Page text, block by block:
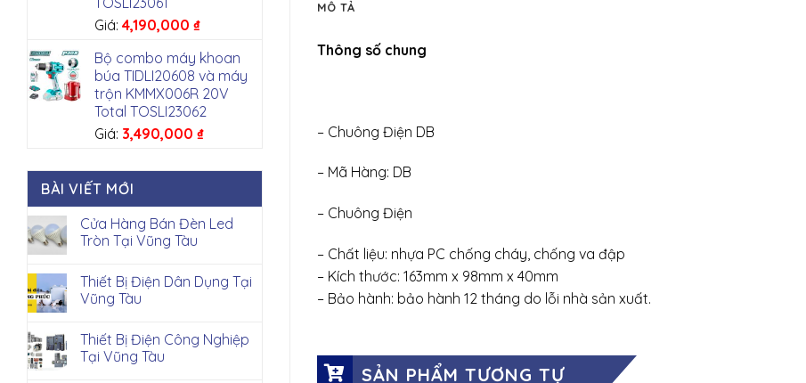
Giá: 4,190,000 ₫
Bộ combo máy khoan
búa TIDLI20608 và máy
trộn KMMX006R 20V
Total TOSLI23062
Giá: 3,490,000 ₫
BÀI VIẾT MỚI
Cửa Hàng Bán Đèn Led
Tròn Tại Vũng Tàu
Thiết Bị Điện Dân Dụng Tại
Vũng Tàu
Thiết Bị Điện Công Nghiệp
Tại Vũng Tàu
MÔ TẢ
Thông số chung
– Chuông Điện DB
– Mã Hàng: DB
– Chuông Điện
– Chất liệu: nhựa PC chống cháy, chống va đập
– Kích thước: 163mm x 98mm x 40mm
– Bảo hành: bảo hành 12 tháng do lỗi nhà sản xuất.
SẢN PHẨM TƯƠNG TỰ